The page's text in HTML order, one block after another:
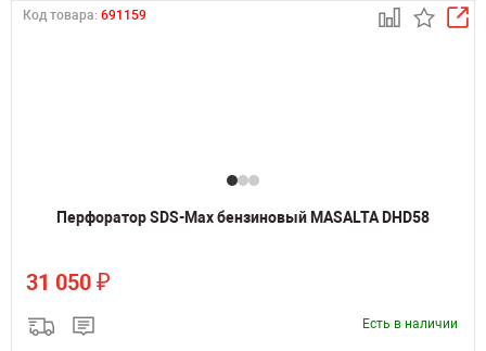
Код товара: 691159
Перфоратор SDS-Max бензиновый MASALTA DHD58
31 050 ₽
Есть в наличии